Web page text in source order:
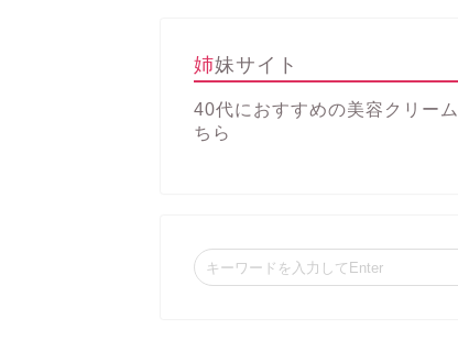
姉妹サイト
40代におすすめの美容クリーム
ちら